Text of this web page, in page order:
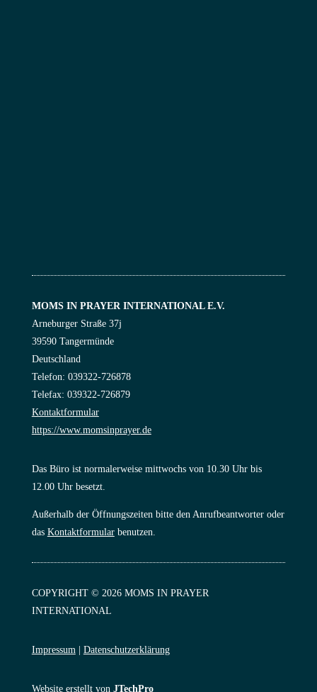
MOMS IN PRAYER INTERNATIONAL E.V.
Arneburger Straße 37j
39590 Tangermünde
Deutschland
Telefon: 039322-726878
Telefax: 039322-726879
Kontaktformular
https://www.momsinprayer.de
Das Büro ist normalerweise mittwochs von 10.30 Uhr bis
12.00 Uhr besetzt.
Außerhalb der Öffnungszeiten bitte den Anrufbeantworter oder
das Kontaktformularbenutzen.
COPYRIGHT © 2026 MOMS IN PRAYER
INTERNATIONAL
Impressum| Datenschutzerklärung
Website erstellt von JTechPro